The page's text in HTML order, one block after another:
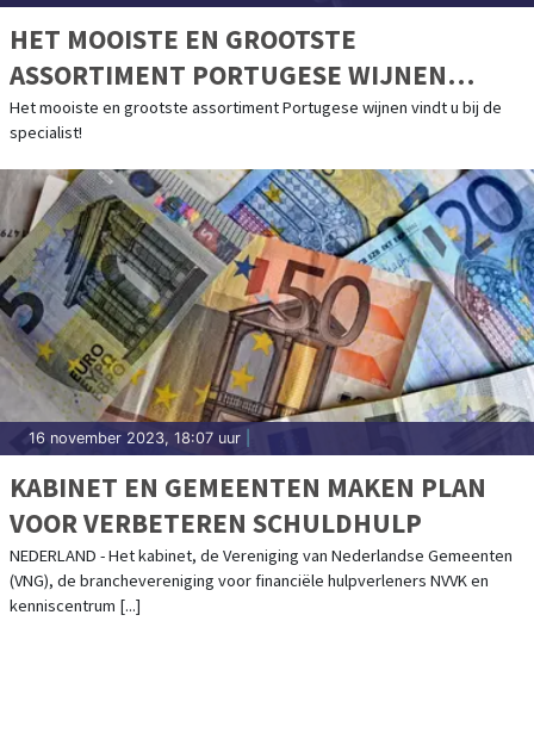
HET MOOISTE EN GROOTSTE
ASSORTIMENT PORTUGESE WIJNEN
VINDT U BIJ DE SPECIALIST!
Het mooiste en grootste assortiment Portugese wijnen vindt u bij de
specialist!
16 november 2023, 18:07 uur
KABINET EN GEMEENTEN MAKEN PLAN
VOOR VERBETEREN SCHULDHULP
NEDERLAND - Het kabinet, de Vereniging van Nederlandse Gemeenten
(VNG), de branchevereniging voor financiële hulpverleners NVVK en
kenniscentrum [...]